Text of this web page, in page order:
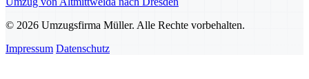
© 2026 Umzugsfirma Müller. Alle Rechte vorbehalten.
Impressum Datenschutz